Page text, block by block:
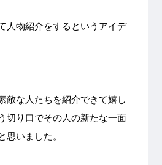
人物紹介をするというアイデ
敵な人たちを紹介できて嬉し
切り口でその人の新たな一面
思いました。